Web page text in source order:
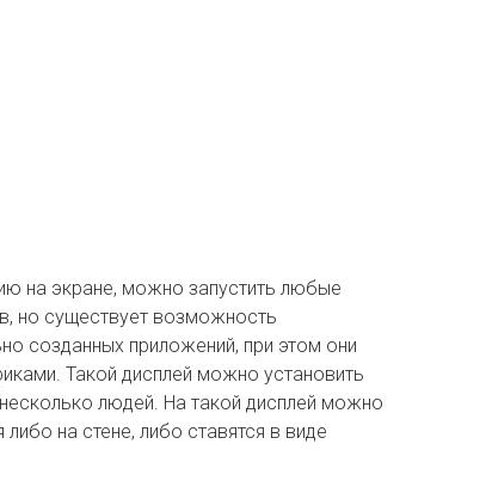
на экране, можно запустить любые
но существует возможность
созданных приложений, при этом они
Такой дисплей можно установить
людей. На такой дисплей можно
на стене, либо ставятся в виде